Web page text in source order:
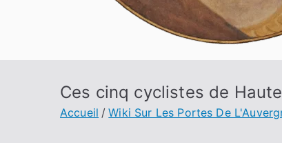
Ces cinq cyclistes de
Accueil Wiki Sur Les Portes De